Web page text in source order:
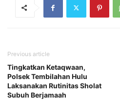
Previous article
Tingkatkan Ketaqwaan,
Polsek Tembilahan Hulu
Laksanakan Rutinitas Sholat
Subuh Berjamaah